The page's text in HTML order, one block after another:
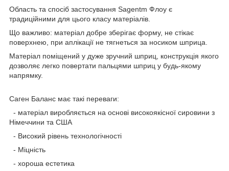
Область та спосіб застосування Sagentm Флоу є
традиційними для цього класу матеріалів.
Що важливо: матеріал добре зберігає форму, не стікає
поверхнею, при аплікації не тягнеться за носиком шприца.
Матеріал поміщений у дуже зручний шприц, конструкція якого
дозволяє легко повертати пальцями шприц у будь-якому
напрямку.
Саген Баланс має такі переваги:
- матеріал виробляється на основі високоякісної сировини з
Німеччини та США
- Високий рівень технологічності
- Міцність
- хороша естетика